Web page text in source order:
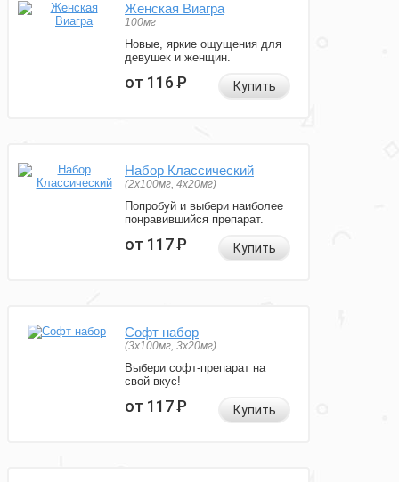
Женская Виагра
100мг
Новые, яркие ощущения для
девушек и женщин.
от 116Р Купить
Набор Классический
(2x100мг, 4x20мг)
Попробуй и выбери наиболее
понравившийся препарат.
от 117Р Купить
Софт набор
(3x100мг, 3x20мг)
Выбери софт-препарат на
свой вкус!
от 117Р Купить